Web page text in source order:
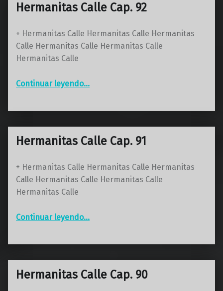
Hermanitas Calle Cap. 92
+ Hermanitas Calle Hermanitas Calle Hermanitas
Calle Hermanitas Calle Hermanitas Calle
Hermanitas Calle
Continuar leyendo…
Hermanitas Calle Cap. 91
+ Hermanitas Calle Hermanitas Calle Hermanitas
Calle Hermanitas Calle Hermanitas Calle
Hermanitas Calle
Continuar leyendo…
Hermanitas Calle Cap. 90